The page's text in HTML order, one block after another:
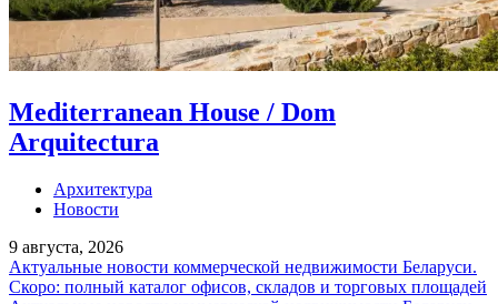
Mediterranean House / Dom
Arquitectura
Архитектура
Новости
9 августа, 2026
Актуальные новости коммерческой недвижимости Беларуси.
Скоро: полный каталог офисов, складов и торговых площадей